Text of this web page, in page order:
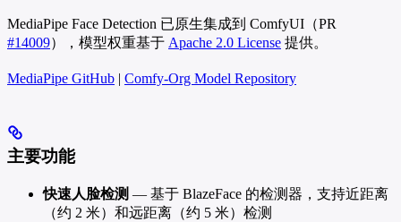
MediaPipe Face Detection 已原生集成到 ComfyUI（PR
#14009），模型权重基于 Apache 2.0 License 提供。
MediaPipe GitHub | Comfy-Org Model Repository
主要功能
快速人脸检测 — 基于 BlazeFace 的检测器，支持近距离
（约 2 米）和远距离（约 5 米）检测